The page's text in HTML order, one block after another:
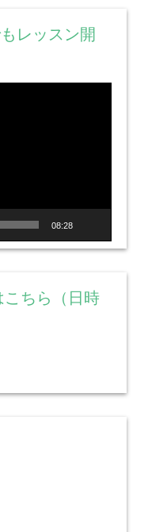
レッスン開
08:28
ちら（日時